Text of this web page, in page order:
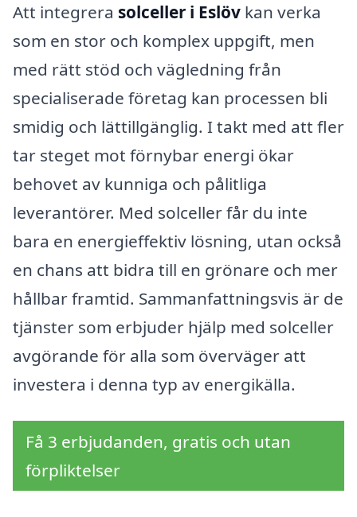
Att integrera solceller i Eslöv kan verka
som en stor och komplex uppgift, men
med rätt stöd och vägledning från
specialiserade företag kan processen bli
smidig och lättillgänglig. I takt med att fler
tar steget mot förnybar energi ökar
behovet av kunniga och pålitliga
leverantörer. Med solceller får du inte
bara en energieffektiv lösning, utan också
en chans att bidra till en grönare och mer
hållbar framtid. Sammanfattningsvis är de
tjänster som erbjuder hjälp med solceller
avgörande för alla som överväger att
investera i denna typ av energikälla.
Få 3 erbjudanden, gratis och utan
förpliktelser